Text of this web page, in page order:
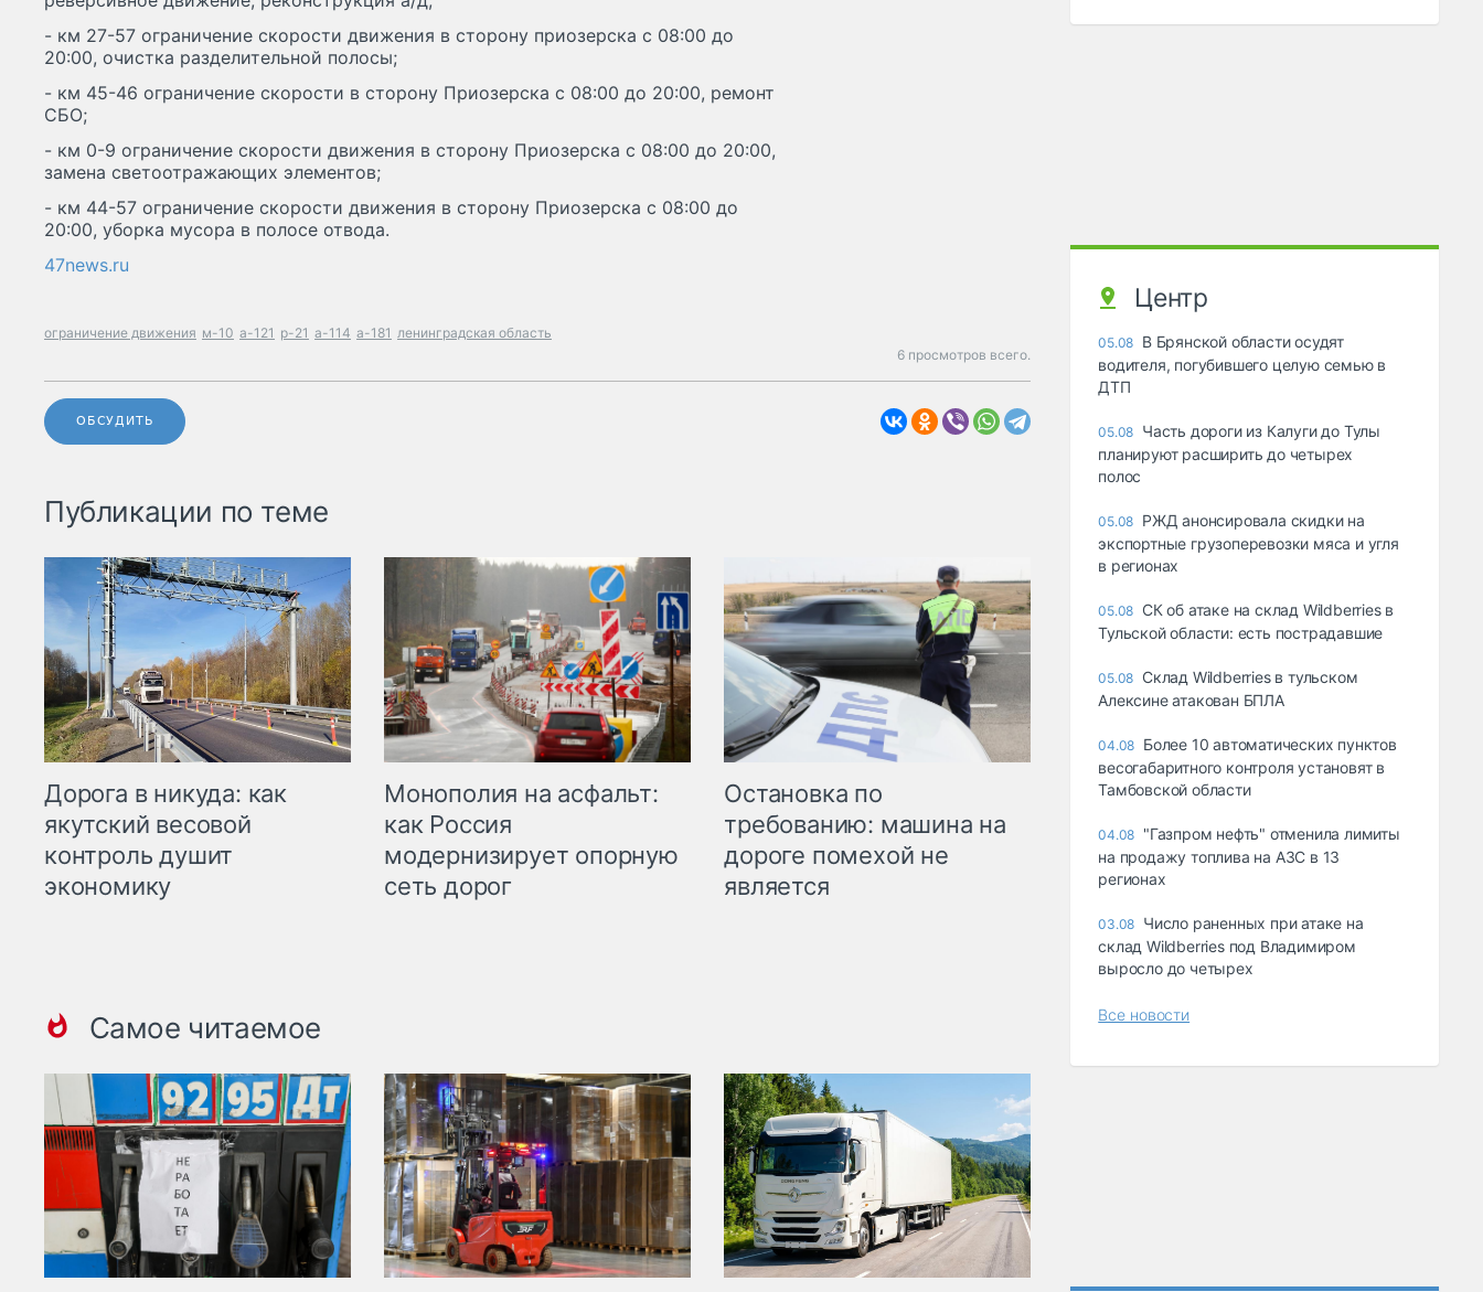
- км 27-57 ограничение скорости движения в сторону приозерска с 08:00 до
20:00, очистка разделительной полосы;
- км 45-46 ограничение скорости в сторону Приозерска с 08:00 до 20:00, ремонт
СБО;
- км 0-9 ограничение скорости движения в сторону Приозерска с 08:00 до 20:00,
замена светоотражающих элементов;
- км 44-57 ограничение скорости движения в сторону Приозерска с 08:00 до
20:00, уборка мусора в полосе отвода.
47news.ru
ограничение движения м-10 а-121 р-21 а-114 а-181 ленинградская область
6 просмотров всего.
ОБСУДИТЬ
Публикации по теме
Дорога в никуда: как
якутский весовой
контроль душит
экономику
Монополия на асфальт:
как Россия
модернизирует опорную
сеть дорог
Остановка по
требованию: машина на
дороге помехой не
является
Самое читаемое
Центр
05.08 В Брянской области осудят
водителя, погубившего целую семью в
ДТП
05.08 Часть дороги из Калуги до Тулы
планируют расширить до четырех
полос
05.08 РЖД анонсировала скидки на
экспортные грузоперевозки мяса и угля
в регионах
05.08 СК об атаке на склад Wildberries в
Тульской области: есть пострадавшие
05.08 Склад Wildberries в тульском
Алексине атакован БПЛА
04.08 Более 10 автоматических пунктов
весогабаритного контроля установят в
Тамбовской области
04.08 "Газпром нефть" отменила лимиты
на продажу топлива на АЗС в 13
регионах
03.08 Число раненных при атаке на
склад Wildberries под Владимиром
выросло до четырех
Все новости